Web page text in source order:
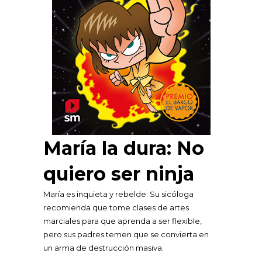
María la dura: No
quiero ser ninja
María es inquieta y rebelde. Su sicóloga
recomienda que tome clases de artes
marciales para que aprenda a ser flexible,
pero sus padres temen que se convierta en
un arma de destrucción masiva.